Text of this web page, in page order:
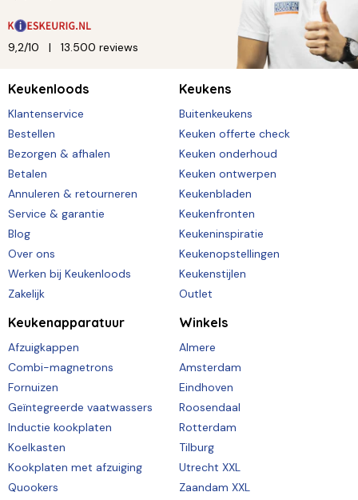
9,2/10 13.500 reviews
Keukenloods
Klantenservice
Bestellen
Bezorgen & afhalen
Betalen
Annuleren & retourneren
Service & garantie
Blog
Over ons
Werken bij Keukenloods
Zakelijk
Keukens
Buitenkeukens
Keuken offerte check
Keuken onderhoud
Keuken ontwerpen
Keukenbladen
Keukenfronten
Keukeninspiratie
Keukenopstellingen
Keukenstijlen
Outlet
Keukenapparatuur
Afzuigkappen
Combi-magnetrons
Fornuizen
Geïntegreerde vaatwassers
Inductie kookplaten
Koelkasten
Kookplaten met afzuiging
Quookers
Winkels
Almere
Amsterdam
Eindhoven
Roosendaal
Rotterdam
Tilburg
Utrecht XXL
Zaandam XXL